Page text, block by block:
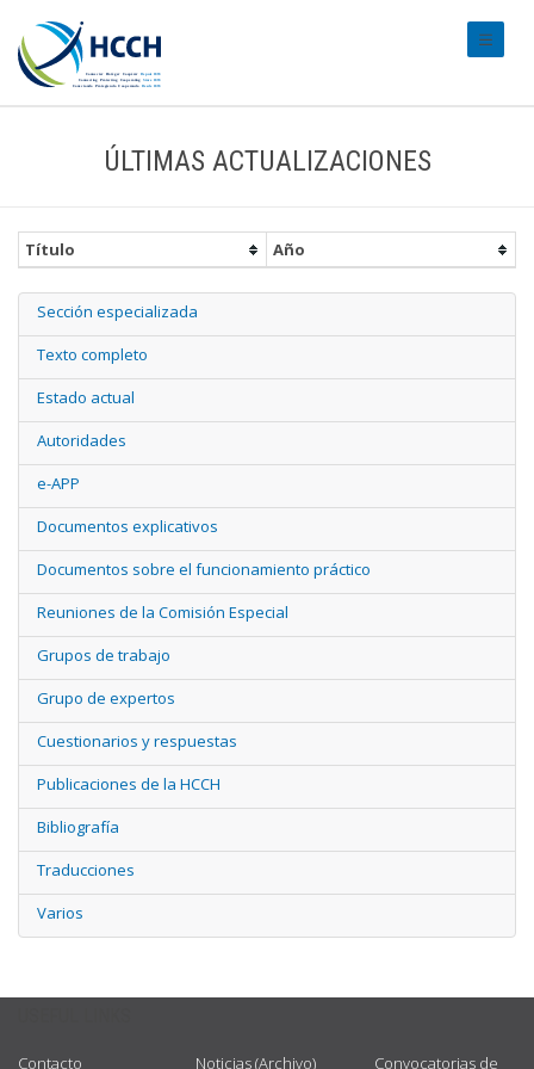
ÚLTIMAS ACTUALIZACIONES
Título Año
Sección especializada
Texto completo
Estado actual
Autoridades
e-APP
Documentos explicativos
Documentos sobre el funcionamiento práctico
Reuniones de la Comisión Especial
Grupos de trabajo
Grupo de expertos
Cuestionarios y respuestas
Publicaciones de la HCCH
Bibliografía
Traducciones
Varios
Contacto Noticias (Archivo) Convocatorias de